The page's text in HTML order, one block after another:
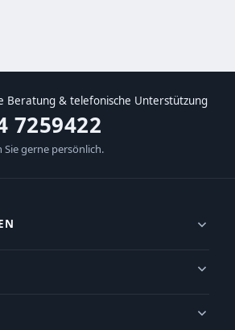
Beratung & telefonische Unterstützung
7259422
Sie gerne persönlich.